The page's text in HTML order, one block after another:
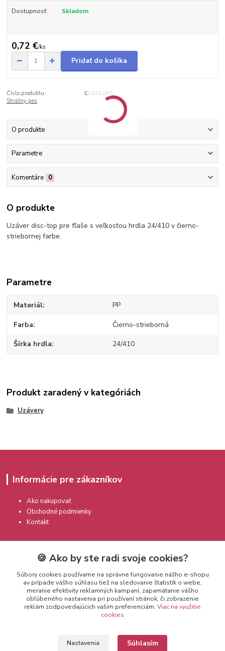
Dostupnosť Skladom
0,72 €/ks
Pridať do košíka
Číslo produktu:
CL2402BS
Strážny pes
O produkte
Parametre
Komentáre 0
O produkte
Uzáver disc-top pre fľaše s veľkosťou hrdla 24/410 v čierno-
striebornej farbe.
Parametre
Materiál PP
Farba Čierno-strieborná
Šírka hrdla 24/410
Produkt zaradený v kategóriách
Uzávery
Informácie pre zákazníkov
Ako nakupovať
Obchodné podmienky
Kontakt
Kontakty
🍪 Ako by ste radi svoje cookies?
Súbory cookies používame na správne fungovanie nášho e-shopu
av prípade vášho súhlasu tiež na sledovanie štatistík o webe,
meranie efektivity reklamných kampaní, zapamätanie vášho
obľúbeného nastavenia pri používaní stránok, či zobrazenie
reklám zodpovedajúcich vašim preferenciám. Viac na využitie
cookies
Nastavenia Súhlasím